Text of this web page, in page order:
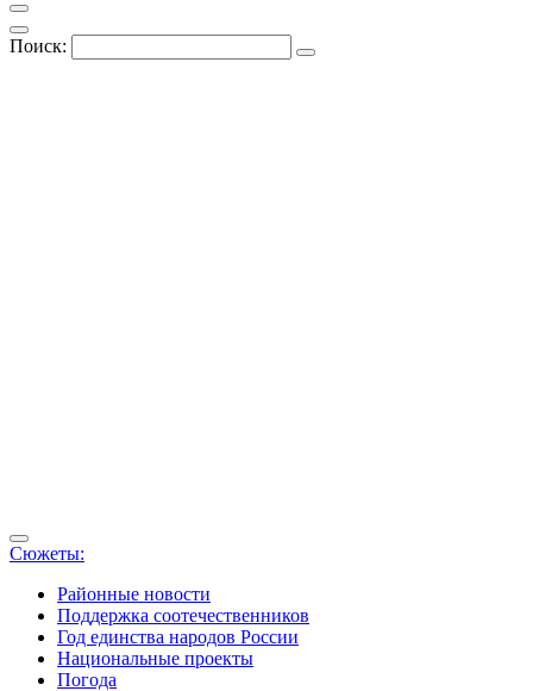
Поиск:
Сюжеты:
Районные новости
Поддержка соотечественников
Год единства народов России
Национальные проекты
Погода